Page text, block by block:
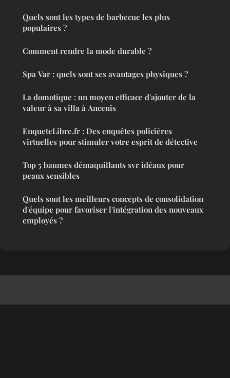
Quels sont les types de barbecue les plus
populaires ?
Comment rendre la mode durable ?
Spa Var : quels sont ses avantages physiques ?
La domotique : un moyen efficace d'ajouter de la
valeur à sa villa à Ancenis
EnqueteLibre.fr : Des enquêtes policières
virtuelles pour stimuler votre esprit de détective
Top 5 baumes démaquillants svr idéaux pour
peaux sensibles
Quels sont les meilleurs concepts de consolidation
d'équipe pour favoriser l'intégration des nouveaux
employés ?
Myhappypond